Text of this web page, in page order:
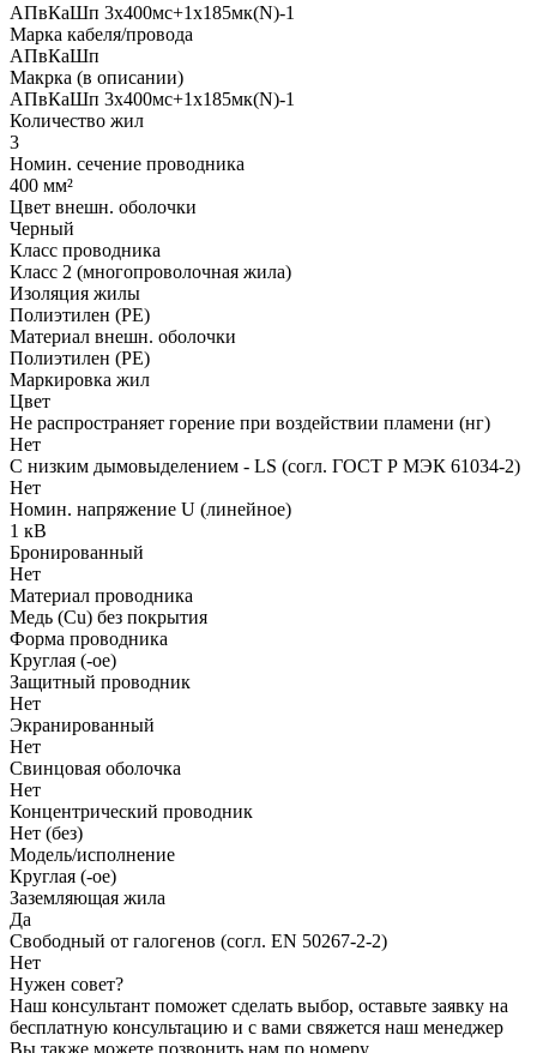
АПвКаШп 3x400мс+1x185мк(N)-1
Марка кабеля/провода
АПвКаШп
Макрка (в описании)
АПвКаШп 3x400мс+1x185мк(N)-1
Количество жил
3
Номин. сечение проводника
400 мм²
Цвет внешн. оболочки
Черный
Класс проводника
Класс 2 (многопроволочная жила)
Изоляция жилы
Полиэтилен (PE)
Материал внешн. оболочки
Полиэтилен (PE)
Маркировка жил
Цвет
Не распространяет горение при воздействии пламени (нг)
Нет
С низким дымовыделением - LS (согл. ГОСТ Р МЭК 61034-2)
Нет
Номин. напряжение U (линейное)
1 кВ
Бронированный
Нет
Материал проводника
Медь (Cu) без покрытия
Форма проводника
Круглая (-ое)
Защитный проводник
Нет
Экранированный
Нет
Свинцовая оболочка
Нет
Концентрический проводник
Нет (без)
Модель/исполнение
Круглая (-ое)
Заземляющая жила
Да
Свободный от галогенов (согл. EN 50267-2-2)
Нет
Нужен совет?
Наш консультант поможет сделать выбор, оставьте заявку на
бесплатную консультацию и с вами свяжется наш менеджер
Вы также можете позвонить нам по номеру